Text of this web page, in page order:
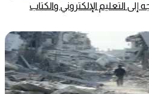
إلى التعليم الإلكتروني والكتاب